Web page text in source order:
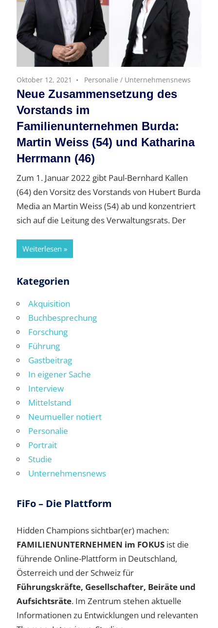
Oktober 12, 2021 Personalie / Unternehmensnews
Neue Zusammensetzung des
Vorstands im
Familienunternehmen Burda:
Martin Weiss (54) und Katharina
Herrmann (46)
Zum 1. Januar 2022 gibt Paul-Bernhard Kallen
(64) den Vorsitz des Vorstands von Hubert Burda
Media an Martin Weiss (54) ab und konzentriert
sich auf die Leitung des Verwaltungsrats. Der
Weiterlesen
Kategorien
Akquisition
Buchbesprechung
Forschung
Führung
Gastbeitrag
In eigener Sache
Interview
Mittelstand
Neumueller notiert
Personalie
Portrait
Studie
Unternehmensnews
FiFo – Die Plattform
Hidden Champions sichtbar(er) machen:
FAMILIENUNTERNEHMEN im FOKUS ist die
führende Online-Plattform in Deutschland,
Österreich und der Schweiz für
Führungskräfte, Gesellschafter, Beiräte und
Aufsichtsräte. Im Zentrum stehen aktuelle
Informationen zu Entwicklungen und relevanten